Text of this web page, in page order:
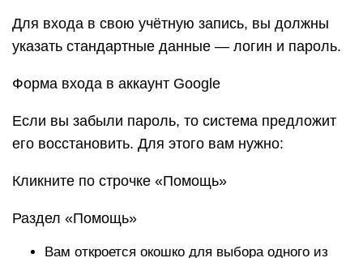
Для входа в свою учётную запись, вы должны
указать стандартные данные — логин и пароль.
Форма входа в аккаунт Google
Если вы забыли пароль, то система предложит
его восстановить. Для этого вам нужно:
Кликните по строчке «Помощь»
Раздел «Помощь»
Вам откроется окошко для выбора одного из